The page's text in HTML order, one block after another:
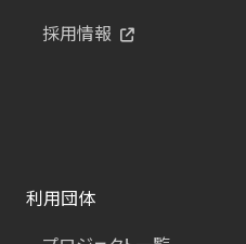
採用情報
利用団体